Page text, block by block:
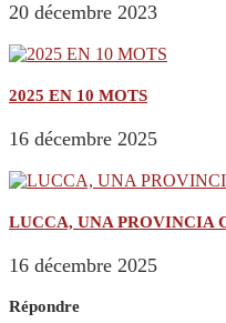
20 décembre 2023
2025 EN 10 MOTS
16 décembre 2025
LUCCA, UNA PROVINCIA
16 décembre 2025
Répondre